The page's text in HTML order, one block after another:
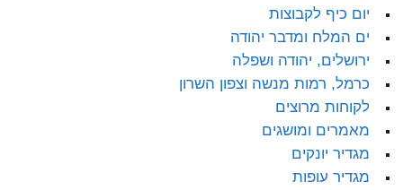
יום כיף לקבוצות
ים המלח ומדבר יהודה
ירושלים, יהודה ושפלה
כרמל, רמות מנשה וצפון השרון
לקוחות מרוצים
מאמרים ומושגים
מגדיר יונקים
מגדיר עופות